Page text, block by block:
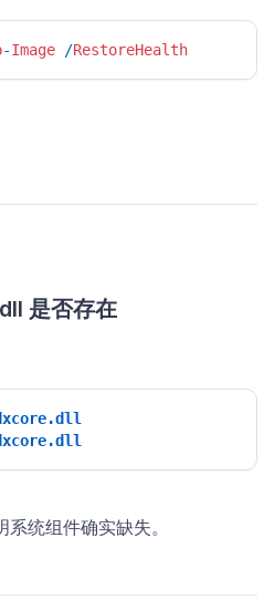
-Image /RestoreHealth
是否存在
统组件确实缺失。